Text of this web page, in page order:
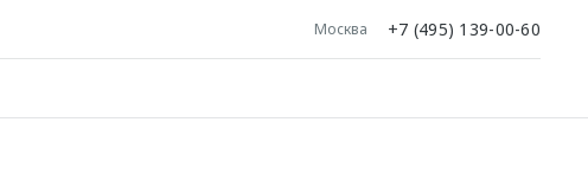
Москва +7 (495) 139-00-60